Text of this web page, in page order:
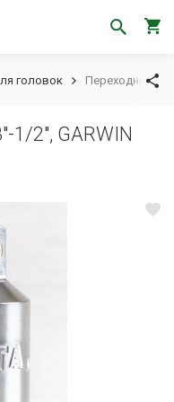
головок Переходник
1/2", GARWIN